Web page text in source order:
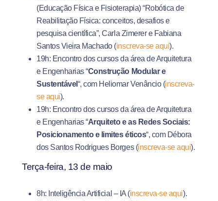
(Educação Física e Fisioterapia) “Robótica de
Reabilitação Física: conceitos, desafios e
pesquisa científica”, Carla Zimerer e Fabiana
Santos Vieira Machado (inscreva-se aqui).
19h: Encontro dos cursos da área de Arquitetura
e Engenharias “Construção Modular e
Sustentável“, com Heliomar Venâncio (inscreva-
se aqui).
19h: Encontro dos cursos da área de Arquitetura
e Engenharias “Arquiteto e as Redes Sociais:
Posicionamento e limites éticos“, com Débora
dos Santos Rodrigues Borges (inscreva-se aqui).
Terça-feira, 13 de maio
8h: Inteligência Artificial – IA (inscreva-se aqui).